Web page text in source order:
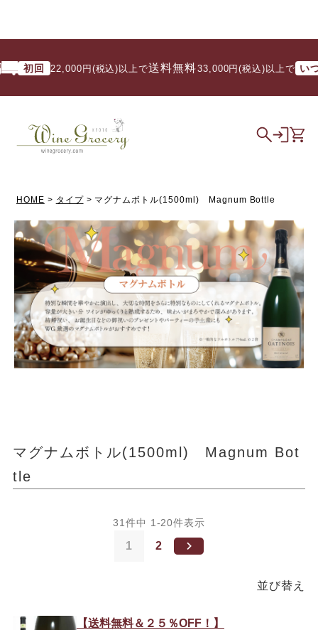
22,000円(税込)以上で送料無料/ 33,000円(税込)以上で いつでも
HOME タイプ マグナムボトル(1500ml) Magnum Bottle
マグナムボトル(1500ml) Magnum Bot
tle
並び替え
31 件中 1 -20件表示
1 2
【送料無料＆２５％OFF！】